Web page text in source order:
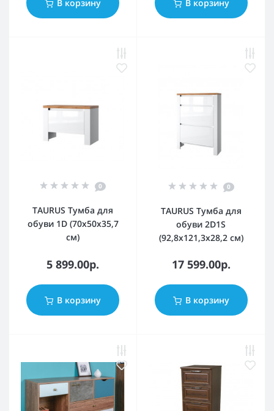
В корзину В корзину
0
TAURUS Тумба для
обуви 1D (70x50x35,7
см)
5 899.00р.
В корзину
0
TAURUS Тумба для
обуви 2D1S
(92,8x121,3x28,2 см)
17 599.00р.
В корзину